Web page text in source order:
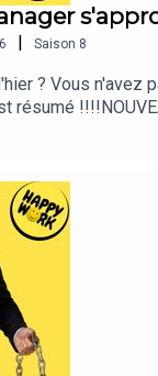
| Saison 8
? Vous n'avez
résumé
channel/